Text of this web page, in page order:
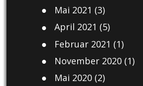
Mai 2021 (3)
April 2021 (5)
Februar 2021 (1)
November 2020(1)
Mai 2020(2)